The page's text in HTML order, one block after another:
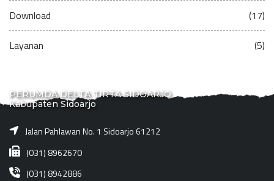
Download (17)
Layanan (5)
PERUMDA DELTA TIRTA SIDOARJO
Kabupaten Sidoarjo
Jalan Pahlawan No. 1 Sidoarjo 61212
(031) 8962670
(031) 8942886